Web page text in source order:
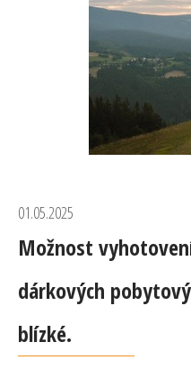
01.05.2025
Možnost
dárkových
blízké.